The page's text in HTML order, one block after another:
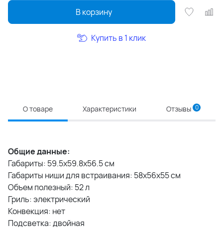
В корзину
Купить в 1 клик
О товаре Характеристики Отзывы 0
Общие данные:
Габариты: 59.5x59.8x56.5 см
Габариты ниши для встраивания: 58x56x55 см
Объем полезный: 52 л
Гриль: электрический
Конвекция: нет
Подсветка: двойная